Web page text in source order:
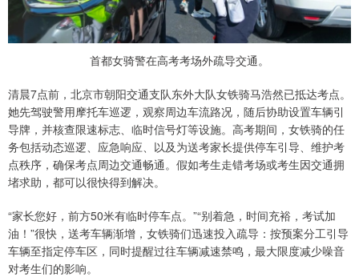
首都女骑警在高考考场外疏导交通。
清晨7点前，北京市朝阳交通支队东外大队女铁骑马浩然已抵达考点。
她先驾驶警用摩托车巡逻，观察周边车流路况，随后协助设置车辆引
导牌，并核查限速标志、临时信号灯等设施。高考期间，女铁骑的任
务包括动态巡逻、应急响应、以及为送考家长提供停车引导、维护考
点秩序，确保考点周边交通畅通。假如考生走错考场或考生因交通拥
堵求助，都可以很快得到解决。
“家长您好，前方50米有临时停车点。”“别着急，时间充裕，考试加
油！”很快，送考车辆渐增，女铁骑们迅速投入疏导：按预案分工引导
车辆至指定停车区，同时提醒过往车辆减速禁鸣，最大限度减少噪音
对考生们的影响。